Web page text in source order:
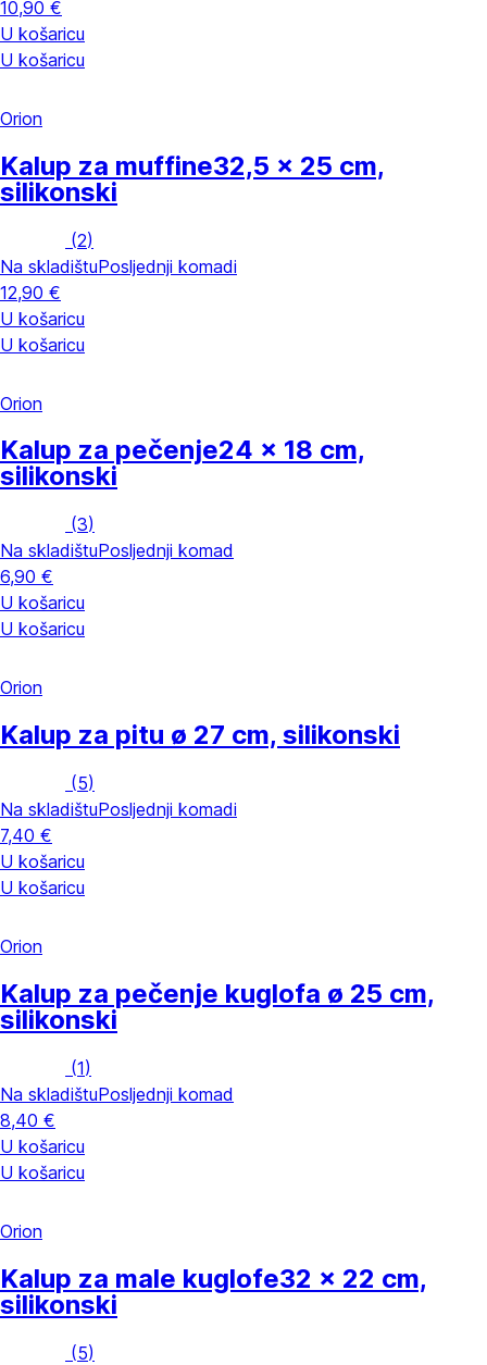
10,90 €
U košaricu
U košaricu
Orion
Kalup za muffine32,5 x 25 cm,
silikonski
(2)
Na skladištuPosljednji komadi
12,90 €
U košaricu
U košaricu
Orion
Kalup za pečenje24 x 18 cm,
silikonski
(3)
Na skladištuPosljednji komad
6,90 €
U košaricu
U košaricu
Orion
Kalup za pitu ø 27 cm, silikonski
(5)
Na skladištuPosljednji komadi
7,40 €
U košaricu
U košaricu
Orion
Kalup za pečenje kuglofa ø 25 cm,
silikonski
(1)
Na skladištuPosljednji komad
8,40 €
U košaricu
U košaricu
Orion
Kalup za male kuglofe32 x 22 cm,
silikonski
(5)